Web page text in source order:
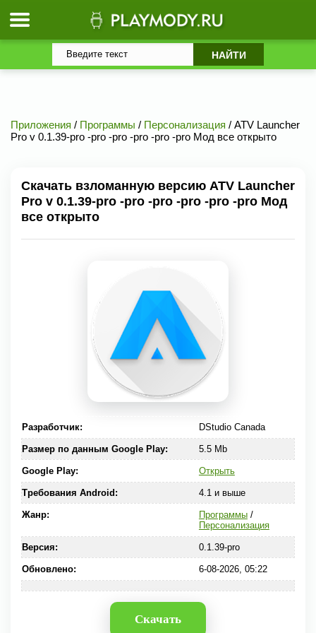
Приложения / Программы / Персонализация / ATV Launcher
Pro v 0.1.39-pro -pro -pro -pro -pro -pro Мод все открыто
Скачать взломанную версию ATV Launcher
Pro v 0.1.39-pro -pro -pro -pro -pro -pro Мод
все открыто
Разработчик: DStudio Canada
Размер по данным Google Play: 5.5 Mb
Google Play: Открыть
Требования Android: 4.1 и выше
Жанр: Программы/
Персонализация
Версия: 0.1.39-pro
Обновлено: 6-08-2026, 05:22
Скачать